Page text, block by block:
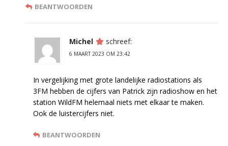
BEANTWOORDEN
Michel schreef:
6 MAART 2023 OM 23:42
In vergelijking met grote landelijke radiostations als
3FM hebben de cijfers van Patrick zijn radioshow en het
station WildFM helemaal niets met elkaar te maken.
Ook de luistercijfers niet.
BEANTWOORDEN